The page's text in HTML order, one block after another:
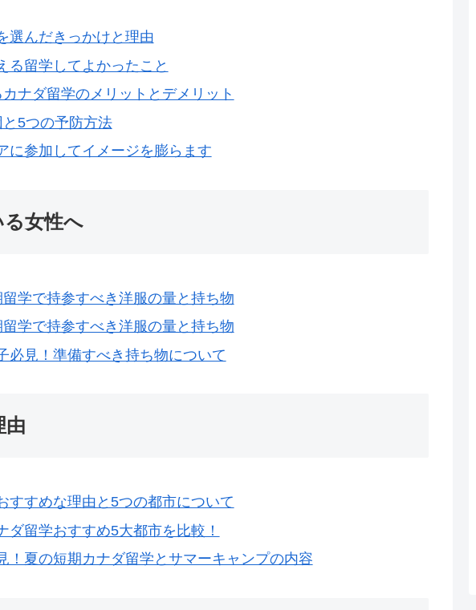
選んだきっかけと理由
る留学してよかったこと
ナダ留学のメリットとデメリット
5つの予防方法
に参加してイメージを膨らます
女性へ
学で持参すべき洋服の量と持ち物
学で持参すべき洋服の量と持ち物
必見！準備すべき持ち物について
由
すすめな理由と5つの都市について
ダ留学おすすめ5大都市を比較！
！夏の短期カナダ留学とサマーキャンプの内容